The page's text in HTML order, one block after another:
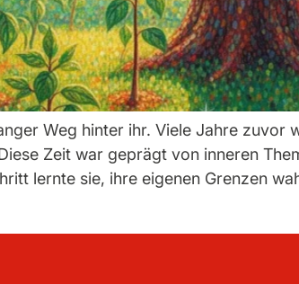
Weg hinter ihr. Viele Jahre
Zeit war geprägt von inneren
lernte sie, ihre eigenen Grenzen